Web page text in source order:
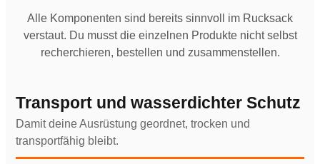
Alle Komponenten sind bereits sinnvoll im Rucksack
verstaut. Du musst die einzelnen Produkte nicht selbst
recherchieren, bestellen und zusammenstellen.
Transport und wasserdichter Schutz
Damit deine Ausrüstung geordnet, trocken und
transportfähig bleibt.